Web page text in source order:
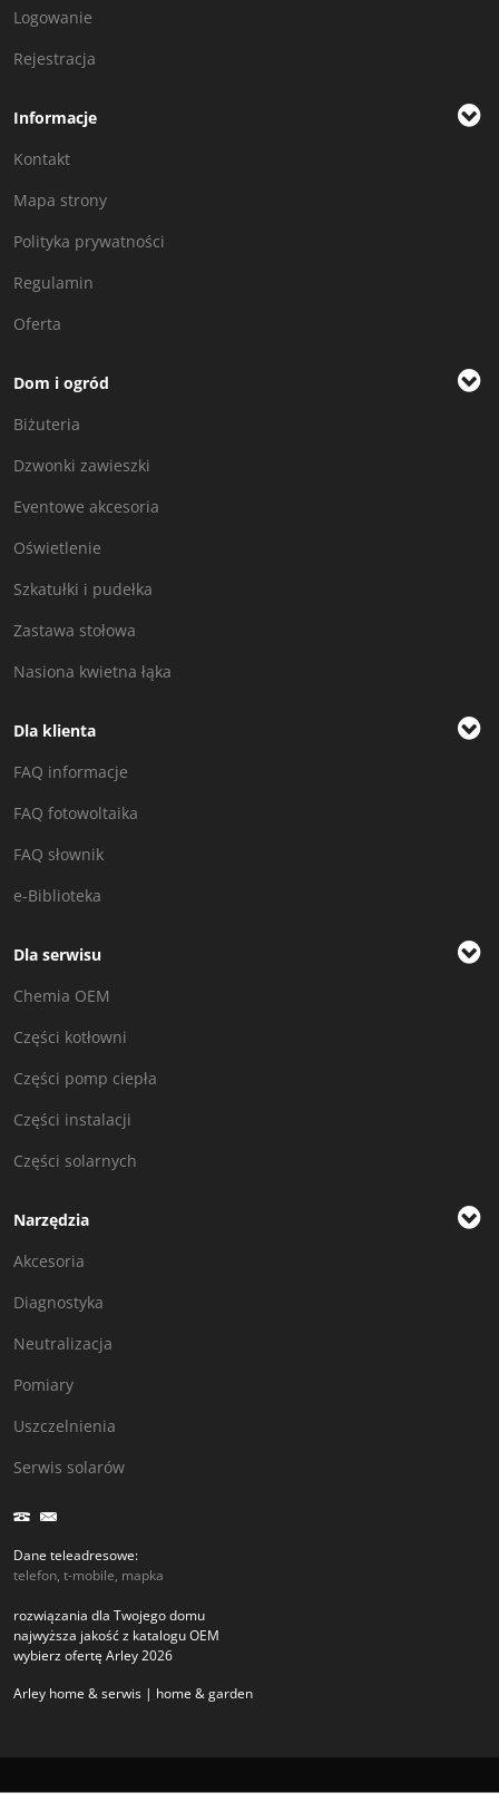
Logowanie
Rejestracja
Informacje
Kontakt
Mapa strony
Polityka prywatności
Regulamin
Oferta
Dom i ogród
Biżuteria
Dzwonki zawieszki
Eventowe akcesoria
Oświetlenie
Szkatułki i pudełka
Zastawa stołowa
Nasiona kwietna łąka
Dla klienta
FAQ informacje
FAQ fotowoltaika
FAQ słownik
e-Biblioteka
Dla serwisu
Chemia OEM
Części kotłowni
Części pomp ciepła
Części instalacji
Części solarnych
Narzędzia
Akcesoria
Diagnostyka
Neutralizacja
Pomiary
Uszczelnienia
Serwis solarów
Dane teleadresowe:
telefon, t-mobile, mapka
rozwiązania dla Twojego domu
najwyższa jakość z katalogu OEM
wybierz ofertę Arley 2026
Arley home & serwis | home & garden